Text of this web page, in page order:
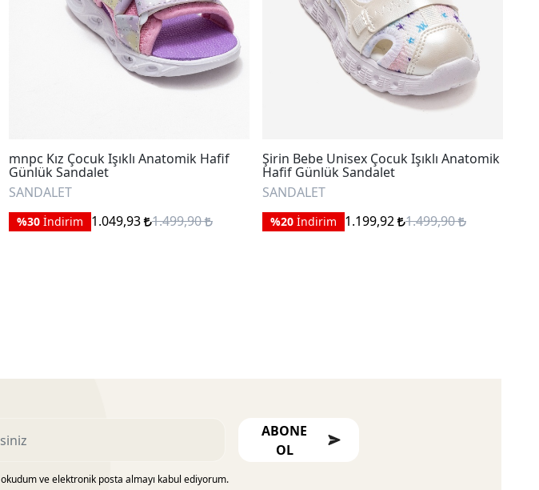
mnpc Kız Çocuk Işıklı Anatomik Hafif
Günlük Sandalet
SANDALET
%30 İndirim 1.049,93 1.499,90
Şirin Bebe Unisex Çocuk Işıklı Anatomik
Hafif Günlük Sandalet
SANDALET
%20 İndirim 1.199,92 1.499,90
ABONE
OL
okudum ve elektronik posta almayı kabul ediyorum.